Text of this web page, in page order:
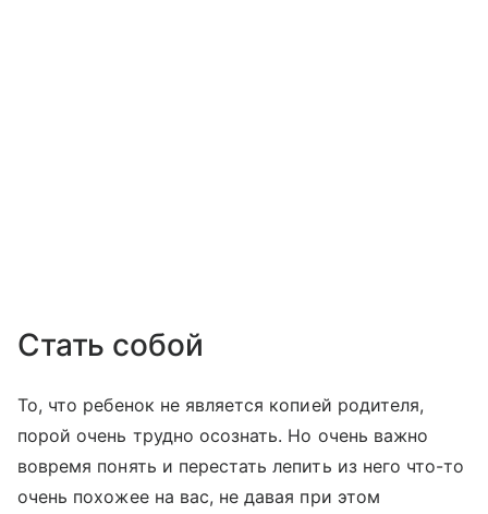
Стать собой
То, что ребенок не является копией родителя,
порой очень трудно осознать. Но очень важно
вовремя понять и перестать лепить из него что-то
очень похожее на вас, не давая при этом